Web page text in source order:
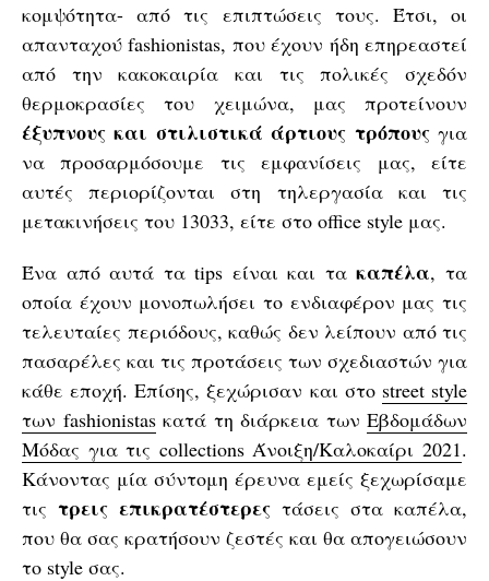
κομψότητα- από τις επιπτώσεις τους. Έτσι, οι
απανταχού fashionistas, που έχουν ήδη επηρεαστεί
από την κακοκαιρία και τις πολικές σχεδόν
θερμοκρασίες του χειμώνα, μας προτείνουν
έξυπνους και στιλιστικά άρτιους τρόπουςγια
να προσαρμόσουμε τις εμφανίσεις μας, είτε
αυτές περιορίζονται στη τηλεργασία και τις
μετακινήσεις του 13033, είτε στο office style μας.
Ένα από αυτά τα tips είναι και τακαπέλα, τα
οποία έχουν μονοπωλήσει το ενδιαφέρον μας τις
τελευταίες περιόδους, καθώς δεν λείπουν από τις
πασαρέλες και τις προτάσεις των σχεδιαστών για
κάθε εποχή. Επίσης, ξεχώρισαν και στο street style
των fashionistasκατά τη διάρκεια των Εβδομάδων
Μόδας για τις collections Άνοιξη/Καλοκαίρι 2021.
Κάνοντας μία σύντομη έρευνα εμείς ξεχωρίσαμε
τις τρεις επικρατέστερες τάσεις στα καπέλα,
που θα σας κρατήσουν ζεστές και θα απογειώσουν
το style σας.